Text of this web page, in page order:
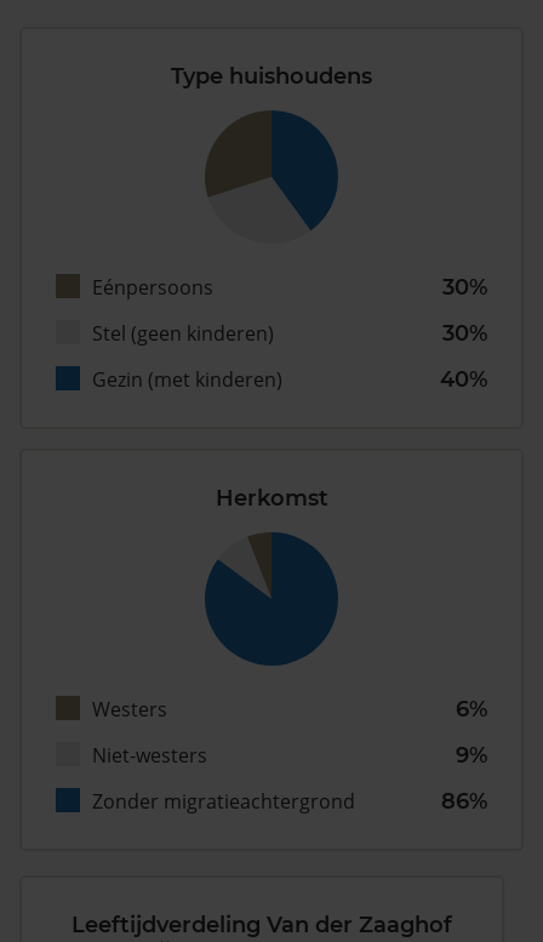
Type huishoudens
Eénpersoons
30%
Stel (geen kinderen)
30%
Gezin (met kinderen)
40%
Herkomst
Westers
6%
Niet-westers
9%
Zonder migratieachtergrond
86%
Leeftijdverdeling Van der Zaaghof